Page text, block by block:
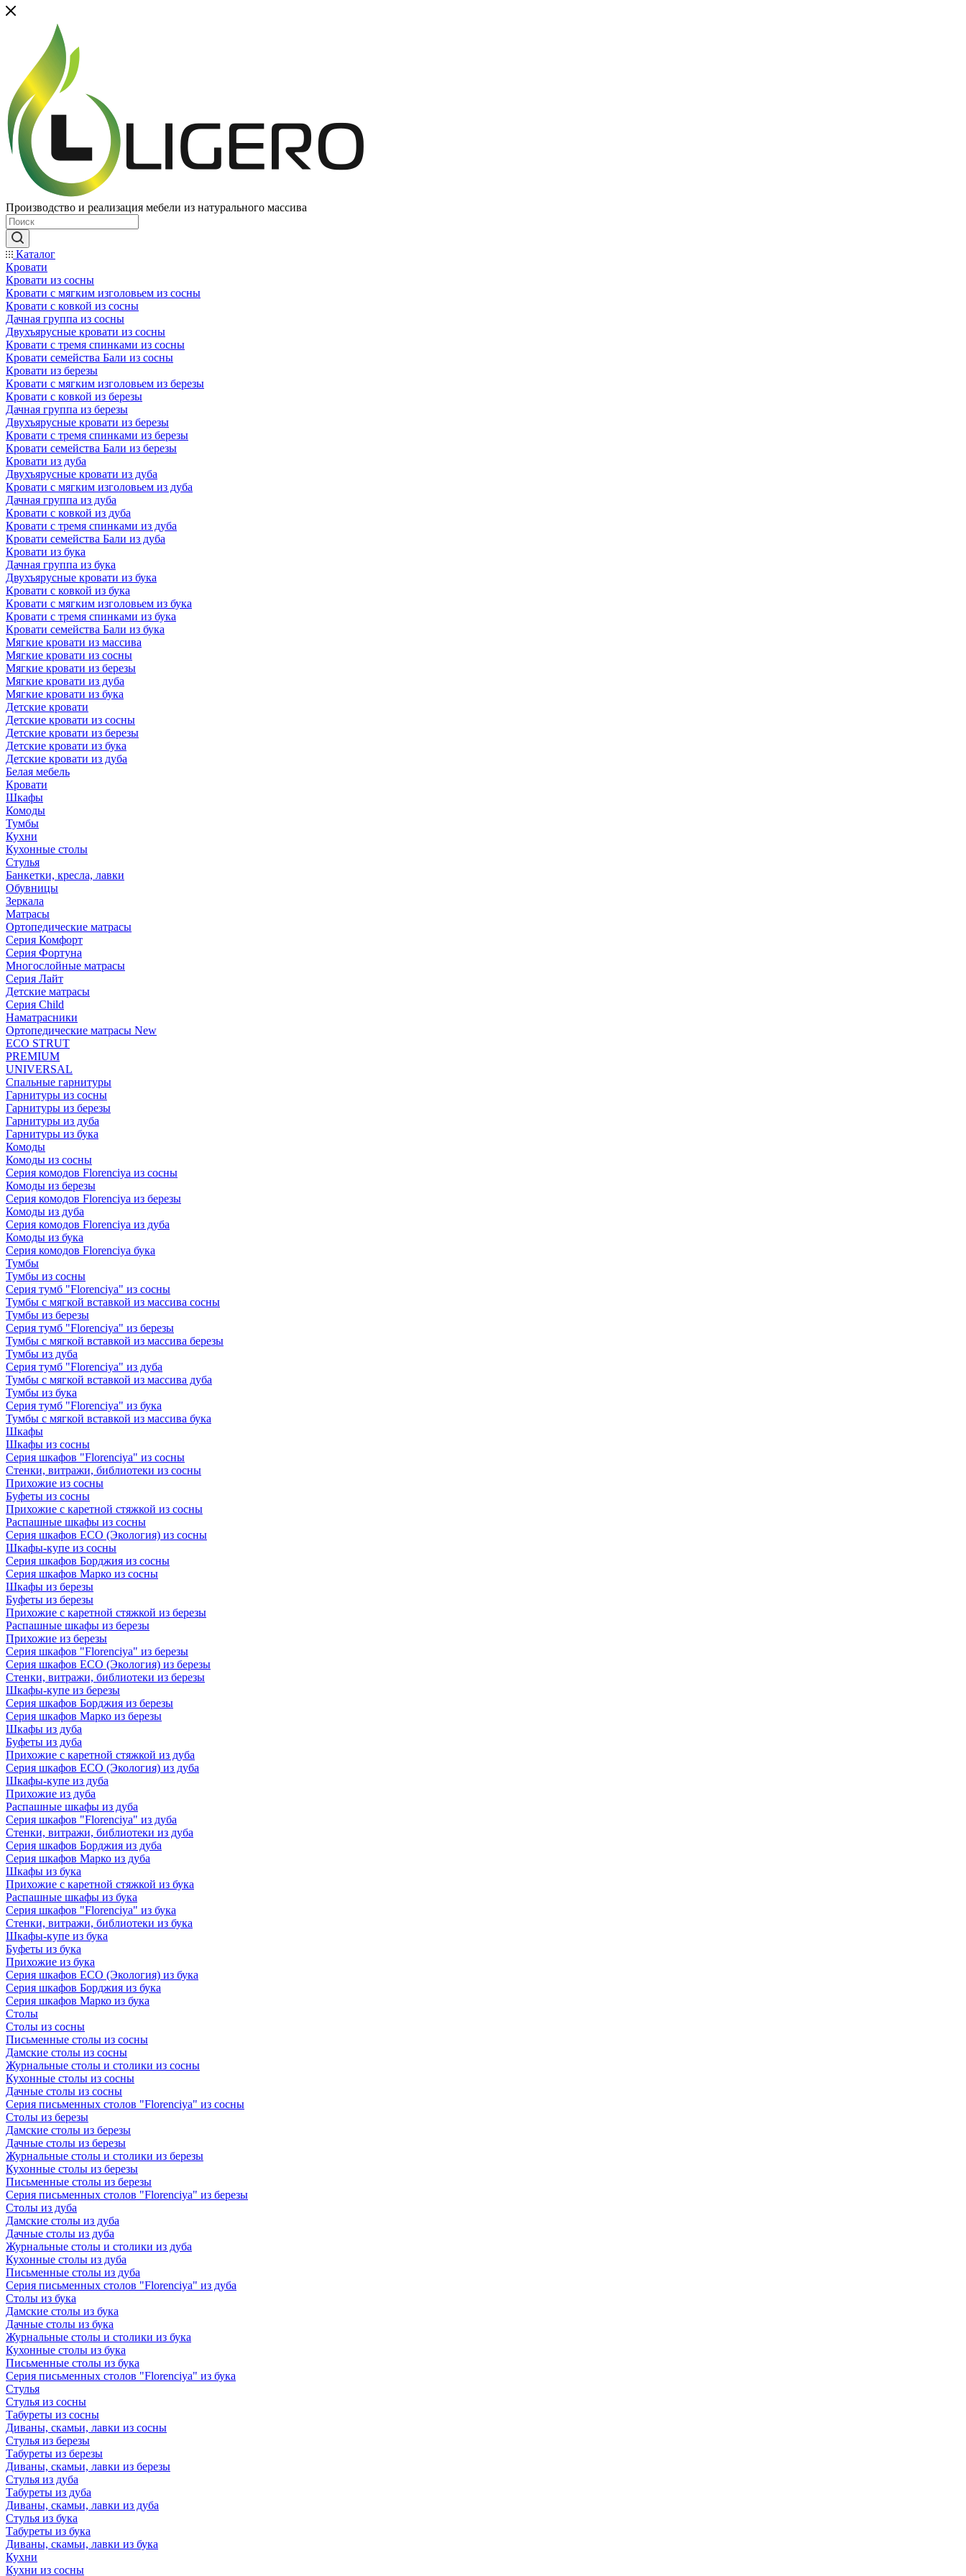
Производство и реализация мебели из натурального массива
Каталог
Кровати
Кровати из сосны
Кровати с мягким изголовьем из сосны
Кровати с ковкой из сосны
Дачная группа из сосны
Двухъярусные кровати из сосны
Кровати с тремя спинками из сосны
Кровати семейства Бали из сосны
Кровати из березы
Кровати с мягким изголовьем из березы
Кровати с ковкой из березы
Дачная группа из березы
Двухъярусные кровати из березы
Кровати с тремя спинками из березы
Кровати семейства Бали из березы
Кровати из дуба
Двухъярусные кровати из дуба
Кровати с мягким изголовьем из дуба
Дачная группа из дуба
Кровати с ковкой из дуба
Кровати с тремя спинками из дуба
Кровати семейства Бали из дуба
Кровати из бука
Дачная группа из бука
Двухъярусные кровати из бука
Кровати с ковкой из бука
Кровати с мягким изголовьем из бука
Кровати с тремя спинками из бука
Кровати семейства Бали из бука
Мягкие кровати из массива
Мягкие кровати из сосны
Мягкие кровати из березы
Мягкие кровати из дуба
Мягкие кровати из бука
Детские кровати
Детские кровати из сосны
Детские кровати из березы
Детские кровати из бука
Детские кровати из дуба
Белая мебель
Кровати
Шкафы
Комоды
Тумбы
Кухни
Кухонные столы
Стулья
Банкетки, кресла, лавки
Обувницы
Зеркала
Матрасы
Ортопедические матрасы
Серия Комфорт
Серия Фортуна
Многослойные матрасы
Серия Лайт
Детские матрасы
Серия Child
Наматрасники
Ортопедические матрасы New
ECO STRUT
PREMIUM
UNIVERSAL
Спальные гарнитуры
Гарнитуры из сосны
Гарнитуры из березы
Гарнитуры из дуба
Гарнитуры из бука
Комоды
Комоды из сосны
Серия комодов Florenciya из сосны
Комоды из березы
Серия комодов Florenciya из березы
Комоды из дуба
Серия комодов Florenciya из дуба
Комоды из бука
Серия комодов Florenciya бука
Тумбы
Тумбы из сосны
Серия тумб "Florenciya" из сосны
Тумбы с мягкой вставкой из массива сосны
Тумбы из березы
Серия тумб "Florenciya" из березы
Тумбы с мягкой вставкой из массива березы
Тумбы из дуба
Серия тумб "Florenciya" из дуба
Тумбы с мягкой вставкой из массива дуба
Тумбы из бука
Серия тумб "Florenciya" из бука
Тумбы с мягкой вставкой из массива бука
Шкафы
Шкафы из сосны
Серия шкафов "Florenciya" из сосны
Стенки, витражи, библиотеки из сосны
Прихожие из сосны
Буфеты из сосны
Прихожие с каретной стяжкой из сосны
Распашные шкафы из сосны
Серия шкафов ECO (Экология) из сосны
Шкафы-купе из сосны
Серия шкафов Борджия из сосны
Серия шкафов Марко из сосны
Шкафы из березы
Буфеты из березы
Прихожие с каретной стяжкой из березы
Распашные шкафы из березы
Прихожие из березы
Серия шкафов "Florenciya" из березы
Серия шкафов ECO (Экология) из березы
Стенки, витражи, библиотеки из березы
Шкафы-купе из березы
Серия шкафов Борджия из березы
Серия шкафов Марко из березы
Шкафы из дуба
Буфеты из дуба
Прихожие с каретной стяжкой из дуба
Серия шкафов ECO (Экология) из дуба
Шкафы-купе из дуба
Прихожие из дуба
Распашные шкафы из дуба
Серия шкафов "Florenciya" из дуба
Стенки, витражи, библиотеки из дуба
Серия шкафов Борджия из дуба
Серия шкафов Марко из дуба
Шкафы из бука
Прихожие с каретной стяжкой из бука
Распашные шкафы из бука
Серия шкафов "Florenciya" из бука
Стенки, витражи, библиотеки из бука
Шкафы-купе из бука
Буфеты из бука
Прихожие из бука
Серия шкафов ECO (Экология) из бука
Серия шкафов Борджия из бука
Серия шкафов Марко из бука
Столы
Столы из сосны
Письменные столы из сосны
Дамские столы из сосны
Журнальные столы и столики из сосны
Кухонные столы из сосны
Дачные столы из сосны
Серия письменных столов "Florenciya" из сосны
Столы из березы
Дамские столы из березы
Дачные столы из березы
Журнальные столы и столики из березы
Кухонные столы из березы
Письменные столы из березы
Серия письменных столов "Florenciya" из березы
Столы из дуба
Дамские столы из дуба
Дачные столы из дуба
Журнальные столы и столики из дуба
Кухонные столы из дуба
Письменные столы из дуба
Серия письменных столов "Florenciya" из дуба
Столы из бука
Дамские столы из бука
Дачные столы из бука
Журнальные столы и столики из бука
Кухонные столы из бука
Письменные столы из бука
Серия письменных столов "Florenciya" из бука
Стулья
Стулья из сосны
Табуреты из сосны
Диваны, скамьи, лавки из сосны
Стулья из березы
Табуреты из березы
Диваны, скамьи, лавки из березы
Стулья из дуба
Табуреты из дуба
Диваны, скамьи, лавки из дуба
Стулья из бука
Табуреты из бука
Диваны, скамьи, лавки из бука
Кухни
Кухни из сосны